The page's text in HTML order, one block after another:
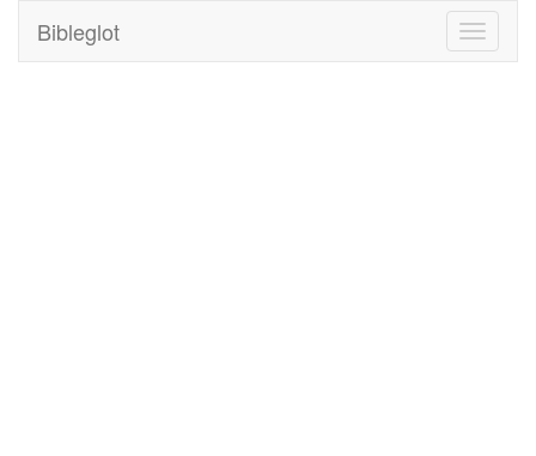
Toggle
Bibleglot